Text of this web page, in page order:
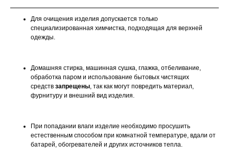
Для очищения изделия допускается только
специализированная химчистка, подходящая для верхней
одежды.
Домашняя стирка, машинная сушка, глажка, отбеливание,
обработка паром и использование бытовых чистящих
средств запрещены , так как могут повредить материал,
фурнитуру и внешний вид изделия.
При попадании влаги изделие необходимо просушить
естественным способом при комнатной температуре, вдали от
батарей, обогревателей и других источников тепла.